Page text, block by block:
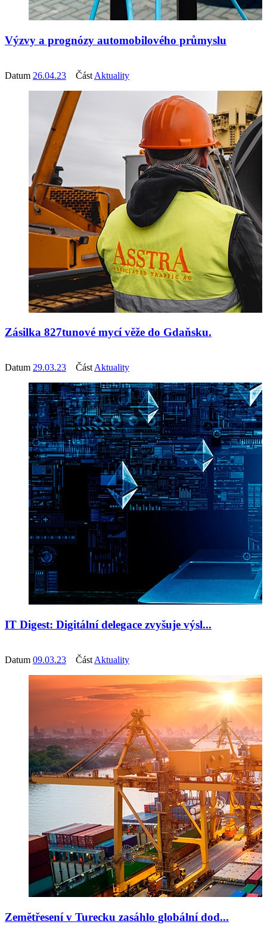
Výzvy a prognózy automobilového průmyslu
Datum 26.04.23 Část Aktuality
Zásilka 827tunové mycí věže do Gdaňsku.
Datum 29.03.23 ČástAktuality
IT Digest: Digitální delegace zvyšuje výsl...
Datum 09.03.23 Část Aktuality
Zemětřesení v Turecku zasáhlo globální dod...